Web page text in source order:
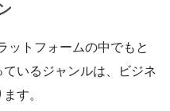
ットフォームの中でもと
いるジャンルは、ビジネ
す。